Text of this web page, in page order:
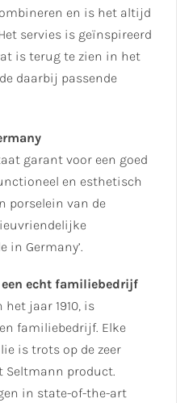
en is het altijd
servies is geïnspireerd
is terug te zien in het
daarbij passende
garant voor een goed
en esthetisch
porselein van de
in Germany’.
een echt familiebedrijf
jaar 1910, is
familiebedrijf. Elke
is trots op de zeer
Seltmann product.
in state-of-the-art